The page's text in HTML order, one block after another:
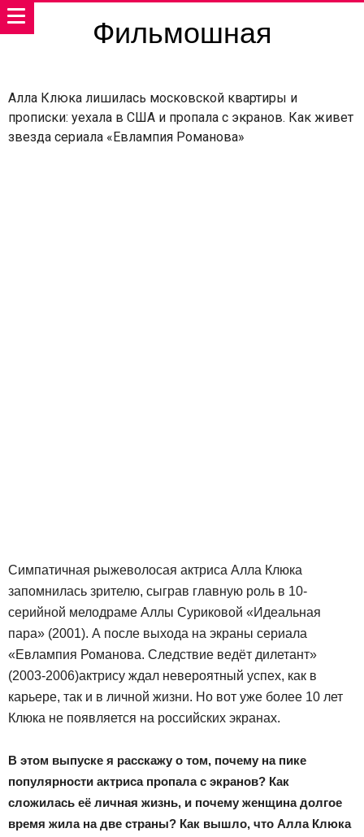
Фильмошная
Алла Клюка лишилась московской квартиры и
прописки: уехала в США и пропала с экранов. Как живет
звезда сериала «Евлампия Романова»
Симпатичная рыжеволосая актриса Алла Клюка
запомнилась зрителю, сыграв главную роль в 10-
серийной мелодраме Аллы Суриковой «Идеальная
пара» (2001). А после выхода на экраны сериала
«Евлампия Романова. Следствие ведёт дилетант»
(2003-2006)актрису ждал невероятный успех, как в
карьере, так и в личной жизни. Но вот уже более 10 лет
Клюка не появляется на российских экранах.
В этом выпуске я расскажу о том, почему на пике
популярности актриса пропала с экранов? Как
сложилась её личная жизнь, и почему женщина долгое
время жила на две страны? Как вышло, что Алла Клюка